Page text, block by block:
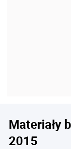
Materiały
2015